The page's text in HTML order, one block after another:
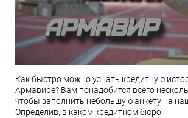
Как быстро можно узнать кредитную
Армавире? Вам понадобится всего
чтобы заполнить небольшую анкету на
Определив, в каком кредитном бюро